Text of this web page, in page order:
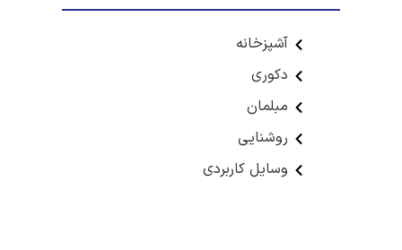
آشپزخانه
دکوری
مبلمان
روشنایی
وسایل کاربردی